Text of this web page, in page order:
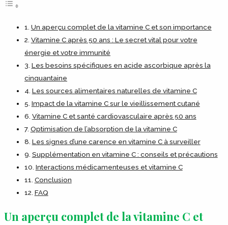
Un aperçu complet de la vitamine C et son importance
Vitamine C après 50 ans : Le secret vital pour votre
énergie et votre immunité
Les besoins spécifiques en acide ascorbique après la
cinquantaine
Les sources alimentaires naturelles de vitamine C
Impact de la vitamine C sur le vieillissement cutané
Vitamine C et santé cardiovasculaire après 50 ans
Optimisation de l’absorption de la vitamine C
Les signes d’une carence en vitamine C à surveiller
Supplémentation en vitamine C : conseils et précautions
Interactions médicamenteuses et vitamine C
Conclusion
FAQ
Un aperçu complet de la vitamine C et